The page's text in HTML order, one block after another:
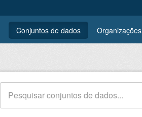
Conjuntos de dados Organizações